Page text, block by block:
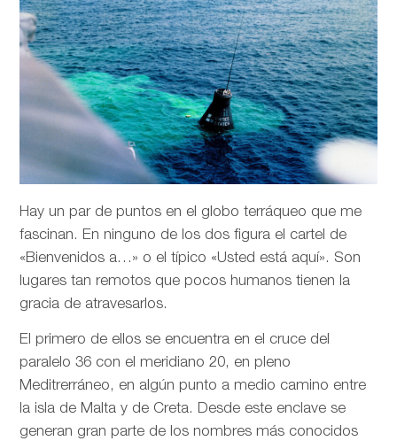
Hay un par de puntos en el globo terráqueo que me
fascinan. En ninguno de los dos figura el cartel de
«Bienvenidos a…» o el típico «Usted está aquí». Son
lugares tan remotos que pocos humanos tienen la
gracia de atravesarlos.
El primero de ellos se encuentra en el cruce del
paralelo 36 con el meridiano 20, en pleno
Meditrerráneo, en algún punto a medio camino entre
la isla de Malta y de Creta. Desde este enclave se
generan gran parte de los nombres más conocidos